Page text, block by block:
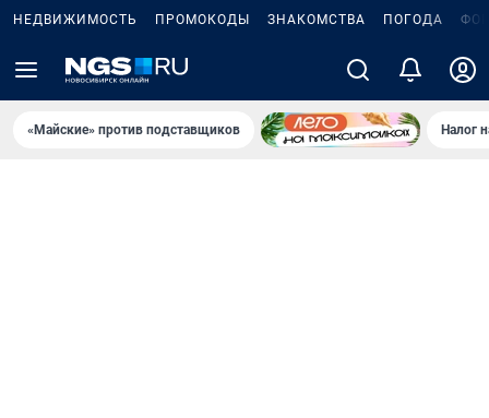
НЕДВИЖИМОСТЬ ПРОМОКОДЫ ЗНАКОМСТВА ПОГОДА
«Майские» против подставщиков Налог